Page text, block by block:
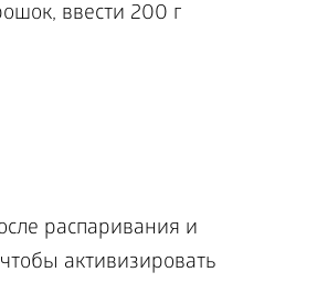
ввести 200 г
распаривания и
активизировать